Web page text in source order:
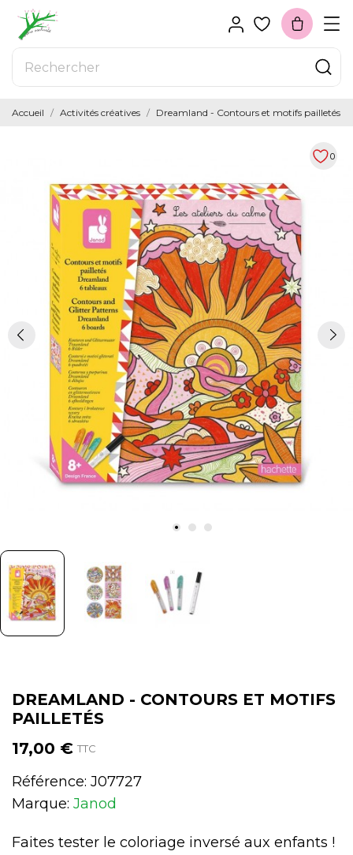
Accueil Activités créatives Dreamland - Contours et motifs pailletés
0
DREAMLAND - CONTOURS ET MOTIFS
PAILLETÉS
17,00 € TTC
Référence: J07727
Marque: Janod
Faites tester le coloriage inversé aux enfants !